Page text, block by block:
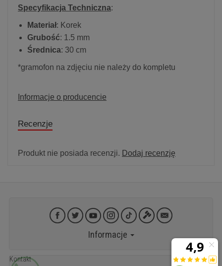
Specyfikacja Techniczna:
Materiał: Korek
Grubość: 1.5 mm
Średnica: 30 cm
*gramofon na zdjęciu nie należy do kompletu
Informacje o producencie
Recenzje
Produkt nie posiada recenzji. Dodaj recenzję
Informacje
Kontakt